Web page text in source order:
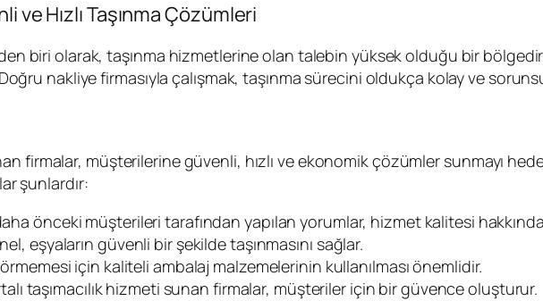
Hızlı Taşınma Çözümleri
biri olarak, taşınma hizmetlerine olan talebin yüksek olduğu bir
nakliye firmasıyla çalışmak, taşınma sürecini oldukça kolay ve
firmalar, müşterilerine güvenli, hızlı ve ekonomik çözümler sunmayı
şunlardır:
önceki müşterileri tarafından yapılan yorumlar, hizmet kalitesi
eşyaların güvenli bir şekilde taşınmasını sağlar.
için kaliteli ambalaj malzemelerinin kullanılması önemlidir.
taşımacılık hizmeti sunan firmalar, müşteriler için bir güvence oluşturur.